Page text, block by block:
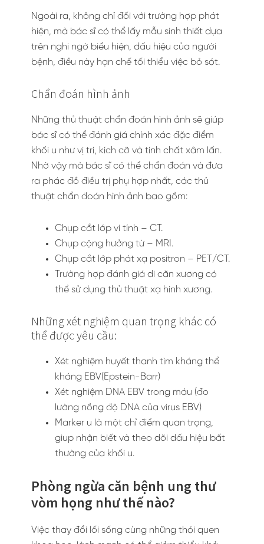
Ngoài ra, không chỉ đối với trường hợp phát
hiện, mà bác sĩ có thể lấy mẫu sinh thiết dựa
trên nghi ngờ biểu hiện, dấu hiệu của người
bệnh, điều này hạn chế tối thiểu việc bỏ sót.
Chẩn đoán hình ảnh
Những thủ thuật chẩn đoán hình ảnh sẽ giúp
bác sĩ có thể đánh giá chính xác đặc điểm
khối u như vị trí, kích cỡ và tính chất xâm lấn.
Nhờ vậy mà bác sĩ có thể chẩn đoán và đưa
ra phác đồ điều trị phụ hợp nhất, các thủ
thuật chẩn đoán hình ảnh bao gồm:
Chụp cắt lớp vi tính – CT.
Chụp cộng hưởng từ – MRI.
Chụp cắt lớp phát xạ positron – PET/CT.
Trường hợp đánh giá di căn xương có
thể sử dụng thủ thuật xạ hình xương.
Những xét nghiệm quan trọng khác có
thể được yêu cầu:
Xét nghiệm huyết thanh tìm kháng thể
kháng EBV(Epstein-Barr)
Xét nghiệm DNA EBV trong máu (đo
lường nồng độ DNA của virus EBV)
Marker u là một chỉ điểm quan trọng,
giup nhận biết và theo dõi dấu hiệu bất
thường của khối u.
Phòng ngừa căn bệnh ung thư
vòm họng như thế nào?
Việc thay đổi lối sống cùng những thói quen